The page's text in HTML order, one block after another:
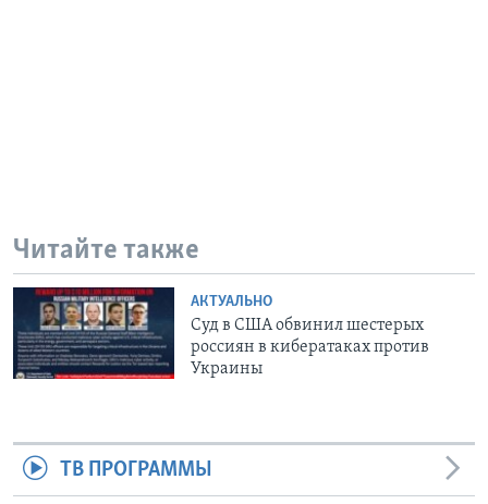
Читайте также
АКТУАЛЬНО
Суд в США обвинил шестерых
россиян в кибератаках против
Украины
ТВ ПРОГРАММЫ